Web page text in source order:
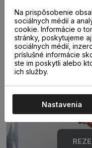
Na prispôsobenie
sociálnych médií a
cookie. Informácie o
stránky, poskytujeme
sociálnych médií,
príslušné informácie
ste im poskytli alebo
ich služby.
Nastavenia